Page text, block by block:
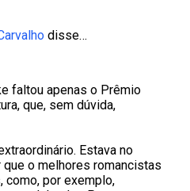
disse…
faltou apenas o Prêmio
que, sem dúvida,
Estava no
que o melhores romancistas
como, por exemplo,